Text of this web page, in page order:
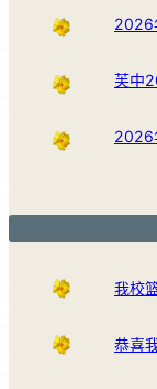
2026
芙中
2026
我校
恭喜